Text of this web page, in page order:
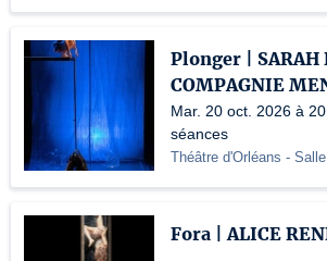
Plonger | SARAH
COMPAGNIE
Mar. 20 oct. 2026 à
séances
Théâtre d'Orléans -
Fora | ALICE